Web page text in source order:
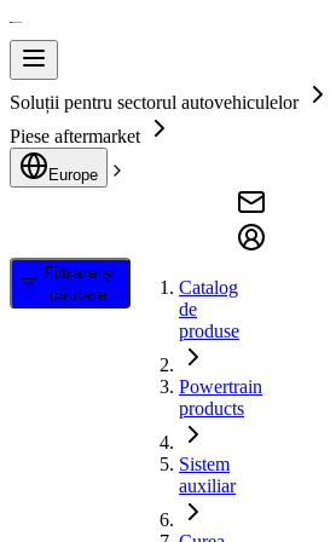
Soluții pentru sectorul autovehiculelor
Piese aftermarket
Europe
Filtrare și
căutare
Catalog
de
produse
Powertrain
products
Sistem
auxiliar